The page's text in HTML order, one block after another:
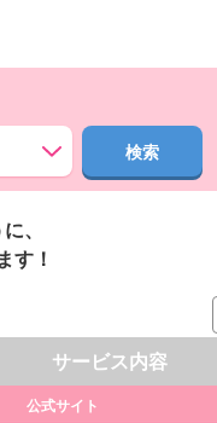
検索
、
す！
サービス内容
公式サイト